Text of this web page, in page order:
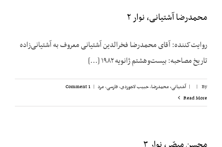
محمدرضا آشتیانی، نوار ۲
روایت‌کننده: آقای محمدرضا فخرالدین آشتیانی معروف به آشتیانی‌زاده
تاریخ مصاحبه: بیست‌وهشتم ژانویه ۱۹۸۲ [...]
By
|
| آشتیانی، محمدرضا,حبیب لاجوردی,فارسی,مرد |
1 Comment
Read More